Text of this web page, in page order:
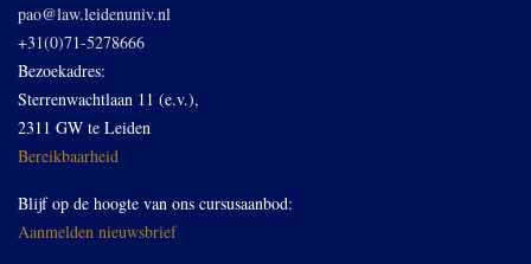
pao@law.leidenuniv.nl
+31(0)71-5278666
Bezoekadres:
Sterrenwachtlaan 11 (e.v.),
2311 GW te Leiden
Bereikbaarheid
Blijf op de hoogte van ons cursusaanbod:
Aanmelden nieuwsbrief